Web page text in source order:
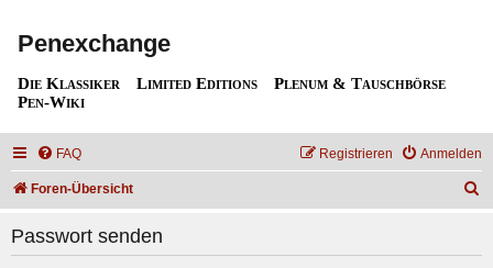
Penexchange
Die Klassiker Limited Editions
Plenum & Tauschbörse
Pen-Wiki
FAQ Anmelden
Registrieren
Foren-Übersicht
Passwort senden